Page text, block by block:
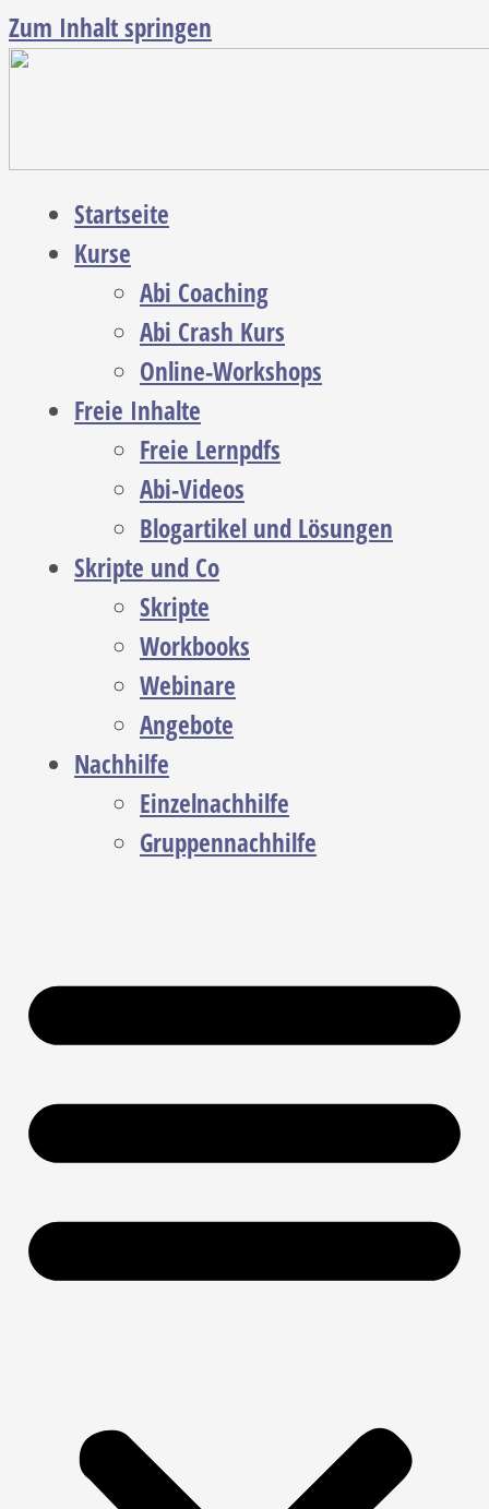
Zum Inhalt springen
Startseite
Kurse
Abi Coaching
Abi Crash Kurs
Online-Workshops
Freie Inhalte
Freie Lernpdfs
Abi-Videos
Blogartikel und Lösungen
Skripte und Co
Skripte
Workbooks
Webinare
Angebote
Nachhilfe
Einzelnachhilfe
Gruppennachhilfe